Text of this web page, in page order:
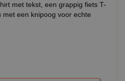
met tekst, een grappig fiets T-
een knipoog voor echte